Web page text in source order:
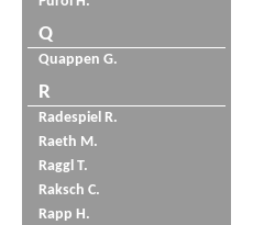
Q
Quappen G.
R
Radespiel R.
Raeth M.
Raggl T.
Raksch C.
Rapp H.